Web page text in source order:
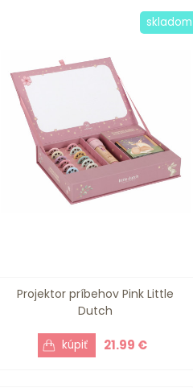
Projektor príbehov Pink Little
Dutch
21.99 €
skladom